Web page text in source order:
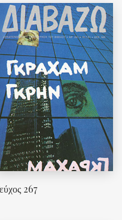
267